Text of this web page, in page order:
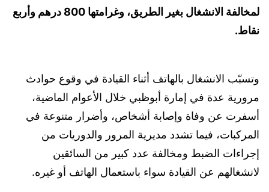
لمخالفة الانشغال بغير الطريق، وغرامتها 800 درهم وأربع
نقاط.
وتسبّب الانشغال بالهاتف أثناء القيادة في وقوع حوادث
مرورية عدة في إمارة أبوظبي خلال الأعوام الماضية،
أسفرت عن وفاة وإصابة أشخاص، وأضرار متنوعة في
المركبات، فيما تشدد مديرية المرور والدوريات من
إجراءات الضبط ومخالفة عدد كبير من السائقين
لانشغالهم عن القيادة سواء باستعمال الهاتف أو غيره.